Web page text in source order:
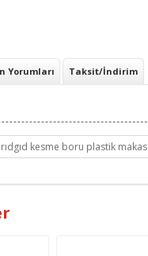
Yorumları Taksit/İndirim
kesme boru plastik makas